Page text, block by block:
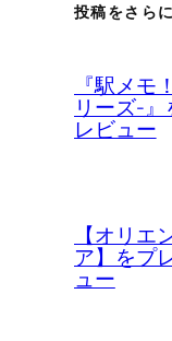
投稿をさら
『駅メモ
リーズ-』
レビュー
【オリエ
ア】をプ
ュー